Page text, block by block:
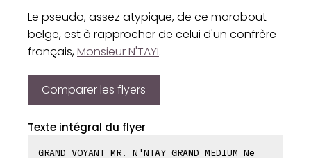
Le pseudo, assez atypique, de ce marabout
belge, est à rapprocher de celui d'un confrère
français,Monsieur N'TAYI.
Comparer les flyers
Texte intégral du flyer
GRAND VOYANT MR. N'NTAY GRAND MEDIUM Ne